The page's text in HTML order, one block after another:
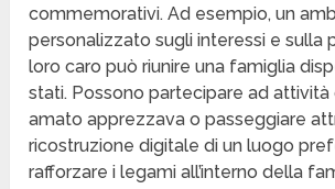
commemorativi. Ad esempio, un
personalizzato sugli interessi e sulla
loro caro può riunire una famiglia
stati. Possono partecipare ad attività
amato apprezzava o passeggiare
ricostruzione digitale di un luogo
rafforzare i legami all’interno della